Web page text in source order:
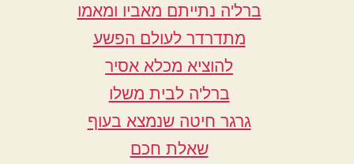
ברל'ה נתייתם מאביו ומאמו
מתדרדר לעולם הפשע
להוציא מכלא אסיר
ברל'ה לבית משלו
גרגר חיטה שנמצא בעוף
שאלת חכם